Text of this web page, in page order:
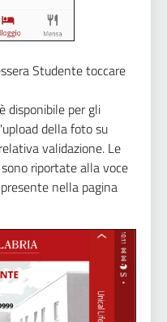
Studente toccare
disponibile per gli
della foto su
validazione. Le
riportate alla voce
presente nella pagina